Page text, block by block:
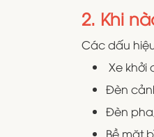
2. Khi
Các dấu
Xe khởi
Đèn
Đèn
Bề mặt